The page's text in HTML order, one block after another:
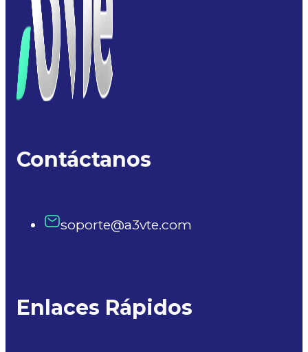
Contáctanos
soporte@a3vte.com
Enlaces Rápidos